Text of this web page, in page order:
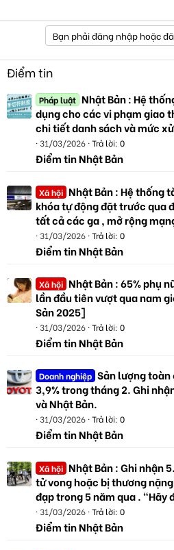
Bạn phải đăng nhập hoặc
Điểm tin
Pháp luật Nhật Bản : Hệ
dụng cho các vi phạm giao
chi tiết danh sách và mức
31/03/2026 Trả lời: 0
Điểm tin Nhật Bản
Xã hội Nhật Bản : Hệ thống
khóa tự động đặt trước qua
tất cả các ga , mở rộng
31/03/2026 Trả lời: 0
Điểm tin Nhật Bản
Xã hội Nhật Bản : 65% phụ
lần đầu tiên vượt qua nam
Sản 2025]
31/03/2026 Trả lời: 0
Điểm tin Nhật Bản
Doanh nghiệp Sản lượng
3,9% trong tháng 2. Ghi
và Nhật Bản.
31/03/2026 Trả lời: 0
Điểm tin Nhật Bản
Xã hội Nhật Bản : Ghi nhận
tử vong hoặc bị thương
đạp trong 5 năm qua . "Hãy
31/03/2026 Trả lời: 0
Điểm tin Nhật Bản